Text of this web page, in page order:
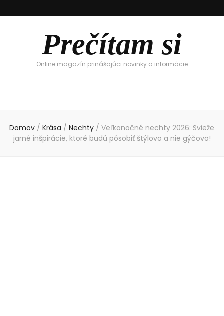
Prečítam si
Online magazín prinášajúci novinky a informácie
Domov / Krása / Nechty / Veľkonočné nechty 2026: Svieže
jarné inšpirácie, ktoré budú pôsobiť štýlovo a nie gýčovo!